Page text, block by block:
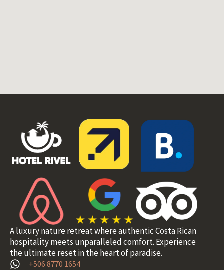
A luxury nature retreat where authentic Costa Rican
hospitality meets unparalleled comfort. Experience
the ultimate reset in the heart of paradise.
+506 8770 1654